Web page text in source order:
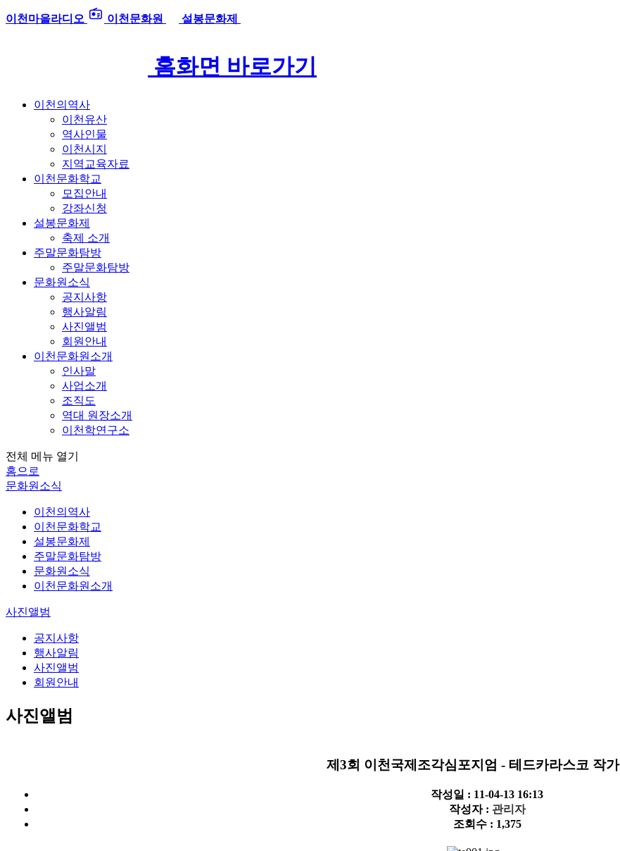
이천마을라디오 이천문화원 설봉문화제
홈화면 바로가기
이천의역사
이천유산
역사인물
이천시지
지역교육자료
이천문화학교
모집안내
강좌신청
설봉문화제
축제 소개
주말문화탐방
주말문화탐방
문화원소식
공지사항
행사알림
사진앨범
회원안내
이천문화원소개
인사말
사업소개
조직도
역대 원장소개
이천학연구소
전체 메뉴 열기
홈으로
문화원소식
이천의역사
이천문화학교
설봉문화제
주말문화탐방
문화원소식
이천문화원소개
사진앨범
공지사항
행사알림
사진앨범
회원안내
사진앨범
제3회 이천국제조각심포지엄 - 테드카라스코 작가
작성일 : 11-04-13 16:13
작성자 : 관리자
조회수 : 1,375